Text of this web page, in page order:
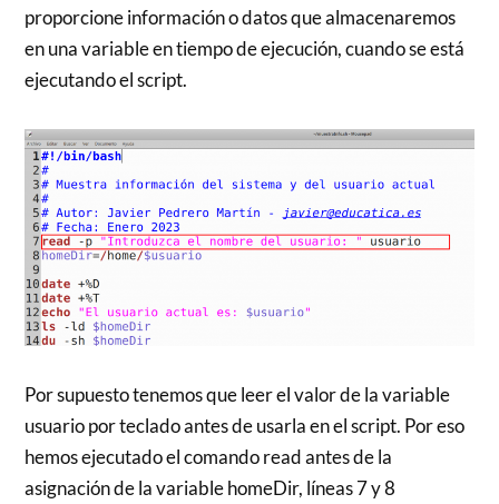
proporcione información o datos que almacenaremos
en una variable en tiempo de ejecución, cuando se está
ejecutando el script.
Por supuesto tenemos que leer el valor de la variable
usuario por teclado antes de usarla en el script. Por eso
hemos ejecutado el comando read antes de la
asignación de la variable homeDir, líneas 7 y 8